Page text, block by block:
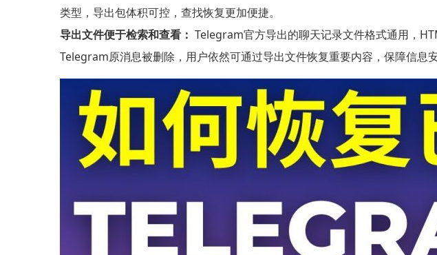
类型，导出包体积可控，查找恢复更加便捷。
导出文件便于检索和查看： Telegram官方导出的聊天记录文件格式通用，
Telegram原消息被删除，用户依然可通过导出文件恢复重要内容，保障信息安